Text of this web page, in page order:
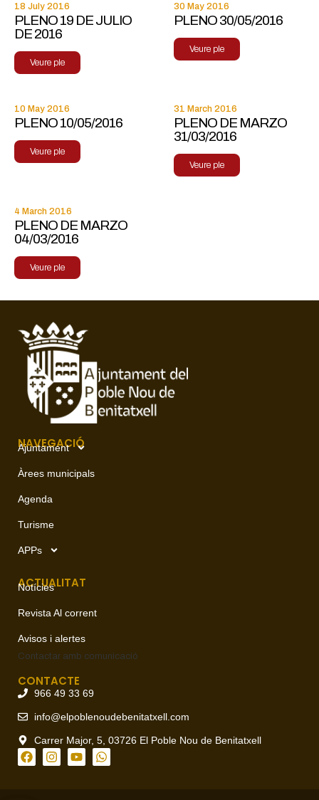
18 July 2016
PLENO 19 DE JULIO
DE 2016
Veure ple
30 May 2016
PLENO 30/05/2016
Veure ple
10 May 2016
PLENO 10/05/2016
Veure ple
31 March 2016
PLENO DE MARZO
31/03/2016
Veure ple
4 March 2016
PLENO DE MARZO
04/03/2016
Veure ple
NAVEGACIÓ
Ajuntament
Àrees municipals
Agenda
Turisme
APPs
ACTUALITAT
Notícies
Revista Al corrent
Avisos i alertes
Contactar amb comunicació
CONTACTE
966 49 33 69
info@elpoblenoudebenitatxell.com
Carrer Major, 5, 03726 El Poble Nou de Benitatxell